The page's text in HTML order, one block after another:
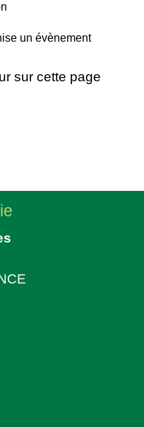
un évènement
sur cette page